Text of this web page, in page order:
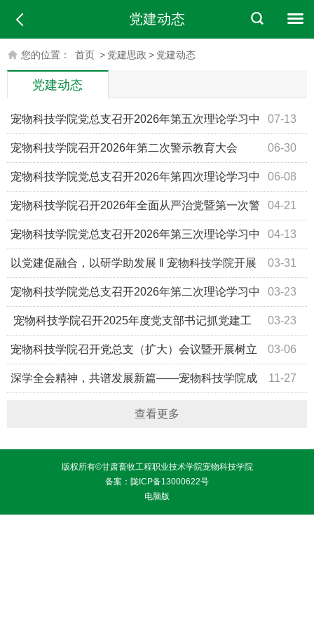
党建动态
您的位置： 首页 > 党建思政 > 党建动态
党建动态
07-13
宠物科技学院党总支召开2026年第五次理论学习中
心组（扩大）学习会 06-30
宠物科技学院召开2026年第二次警示教育大会
06-08
宠物科技学院党总支召开2026年第四次理论学习中
心组（扩大）学习会 04-21
宠物科技学院召开2026年全面从严治党暨第一次警
示教育大会 04-13
宠物科技学院党总支召开2026年第三次理论学习中
心组（扩大）学习会 03-31
以党建促融合，以研学助发展 ‖ 宠物科技学院开展
师生研学暨主题党日活动 03-23
宠物科技学院党总支召开2026年第二次理论学习中
心组（扩大）学习会 03-23
​ 宠物科技学院召开2025年度党支部书记抓党建工
作述职评议考核会议 03-06
宠物科技学院召开党总支（扩大）会议暨开展树立
和践行正确政绩观学习教育动员部署会 11-27
深学全会精神，共谱发展新篇——宠物科技学院成
功举办党的二十届四中全会精神宣讲报告会
查看更多
版权所有©甘肃畜牧工程职业技术学院宠物科技学院
备案：陇ICP备13000622号
电脑版